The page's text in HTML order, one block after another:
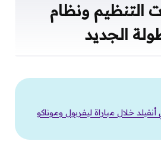
التنظيم ونظام
الجديد
خلال مباراة ليفربول وموناكو